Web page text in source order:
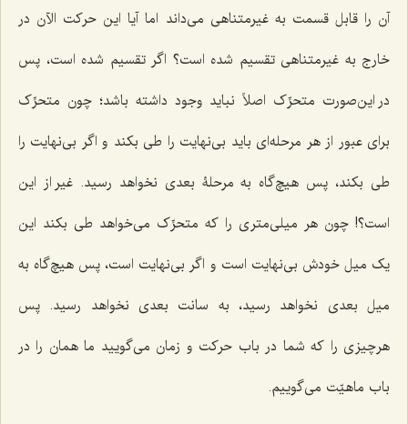
آن را قابل قسمت به غیرمتناهی می‌داند اما آیا این حرکت الآن در
خارج به غیرمتناهی تقسیم شده است؟ اگر تقسیم شده است، پس
در این‌صورت متحرِّک اصلاً نباید وجود داشته باشد؛ چون متحرِّک
برای عبور از هر مرحله‌ای باید بی‌نهایت را طی بکند و اگر بی‌نهایت را
طی بکند، پس هیچ‌گاه به مرحلۀ بعدی نخواهد رسید. غیر از این
است؟! چون هر میلی‌متری را که متحرِّک می‌خواهد طی بکند این
یک میل خودش بی‌نهایت است و اگر بی‌نهایت است، پس هیچ‌گاه به
میل بعدی نخواهد رسید، به سانت بعدی نخواهد رسید. پس
هرچیزی را که شما در باب حرکت و زمان می‌گویید ما همان را در
باب ماهیّت می‌گوییم.